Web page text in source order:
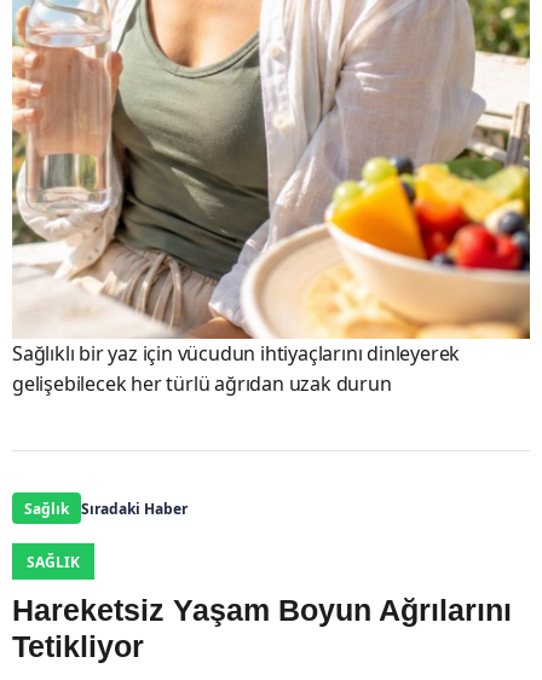
Sağlıklı bir yaz için vücudun ihtiyaçlarını dinleyerek
gelişebilecek her türlü ağrıdan uzak durun
Sağlık Sıradaki Haber
SAĞLIK
Hareketsiz Yaşam Boyun Ağrılarını
Tetikliyor